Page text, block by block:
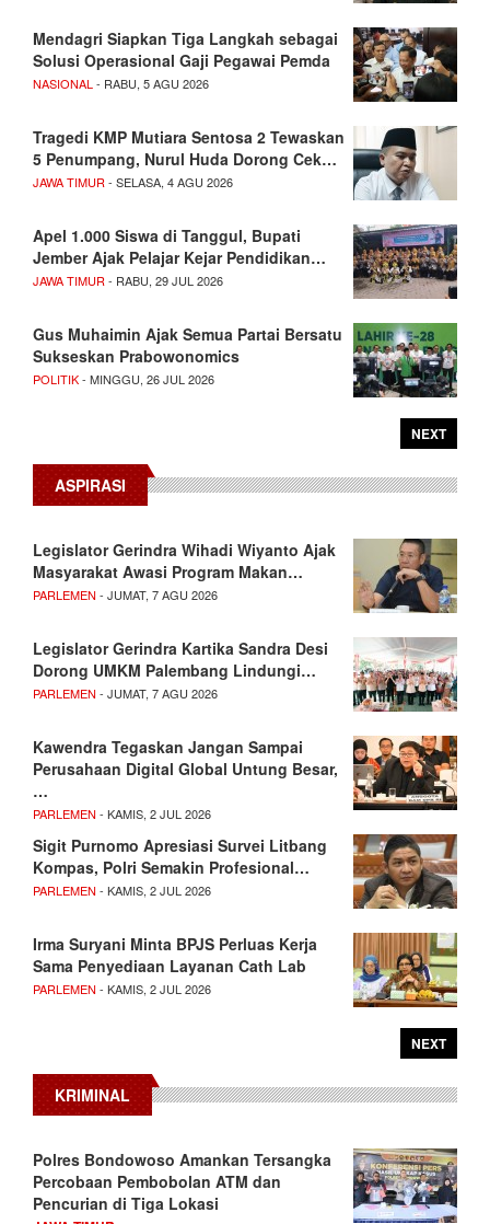
Mendagri Siapkan Tiga Langkah sebagai
Solusi Operasional Gaji Pegawai Pemda
NASIONAL - RABU, 5 AGU 2026
Tragedi KMP Mutiara Sentosa 2 Tewaskan
5 Penumpang, Nurul Huda Dorong Cek…
JAWA TIMUR - SELASA, 4 AGU 2026
Apel 1.000 Siswa di Tanggul, Bupati
Jember Ajak Pelajar Kejar Pendidikan…
JAWA TIMUR - RABU, 29 JUL 2026
Gus Muhaimin Ajak Semua Partai Bersatu
Sukseskan Prabowonomics
POLITIK- MINGGU, 26 JUL 2026
NEXT
ASPIRASI
Legislator Gerindra Wihadi Wiyanto Ajak
Masyarakat Awasi Program Makan…
PARLEMEN - JUMAT, 7 AGU 2026
Legislator Gerindra Kartika Sandra Desi
Dorong UMKM Palembang Lindungi…
PARLEMEN - JUMAT, 7 AGU 2026
Kawendra Tegaskan Jangan Sampai
Perusahaan Digital Global Untung Besar,
…
PARLEMEN - KAMIS, 2 JUL 2026
Sigit Purnomo Apresiasi Survei Litbang
Kompas, Polri Semakin Profesional…
PARLEMEN - KAMIS, 2 JUL 2026
Irma Suryani Minta BPJS Perluas Kerja
Sama Penyediaan Layanan Cath Lab
PARLEMEN - KAMIS, 2 JUL 2026
NEXT
KRIMINAL
Polres Bondowoso Amankan Tersangka
Percobaan Pembobolan ATM dan
Pencurian di Tiga Lokasi